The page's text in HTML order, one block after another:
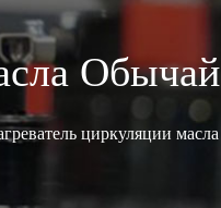
Обычай
циркуляции масла